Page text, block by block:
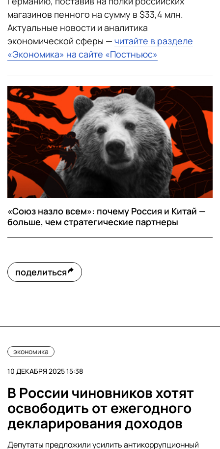
магазинов пенного на сумму в $33,4 млн.
Актуальные новости и аналитика
экономической сферы — читайте в разделе
«Экономика» на сайте «Постньюс»
«Союз назло всем»: почему Россия и Китай —
больше, чем стратегические партнеры
поделиться
экономика
10 ДЕКАБРЯ 2025 15:38
В России чиновников хотят
освободить от ежегодного
декларирования доходов
Депутаты предложили усилить антикоррупционный